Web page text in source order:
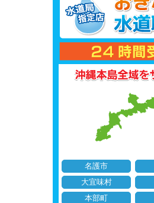
名護市
大宜味村
本部町